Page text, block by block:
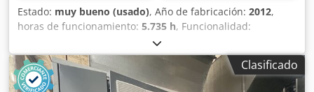
Estado: muy bueno (usado), Año de fabricación: 2012,
horas de funcionamiento: 5.735 h, Funcionalidad:
, Compresor de tornillo sin aceite
Atlas Copco ZR90 90 kW 7,50 bares Crodpfx Amjzqvvaorsf
14 m³/min Año de fabricación: 2012 Horas de
funcionamiento: 5735
Clasificado